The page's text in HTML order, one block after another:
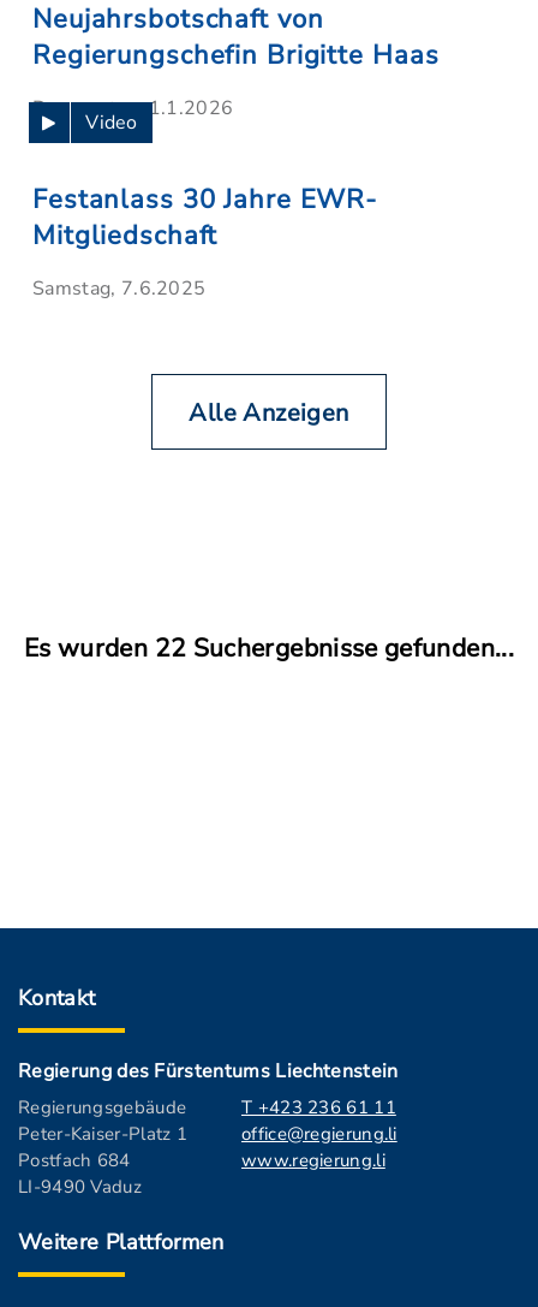
Neujahrsbotschaft von
Regierungschefin Brigitte Haas
Donnerstag, 1.1.2026
Festanlass 30 Jahre EWR-
Mitgliedschaft
Samstag, 7.6.2025
Video
Alle Anzeigen
Es wurden 22 Suchergebnisse gefunden...
Kontakt
Regierung des Fürstentums Liechtenstein
Regierungsgebäude
Peter-Kaiser-Platz 1
Postfach 684
LI-9490 Vaduz
T +423 236 61 11
office@regierung.li
www.regierung.li
Weitere Plattformen